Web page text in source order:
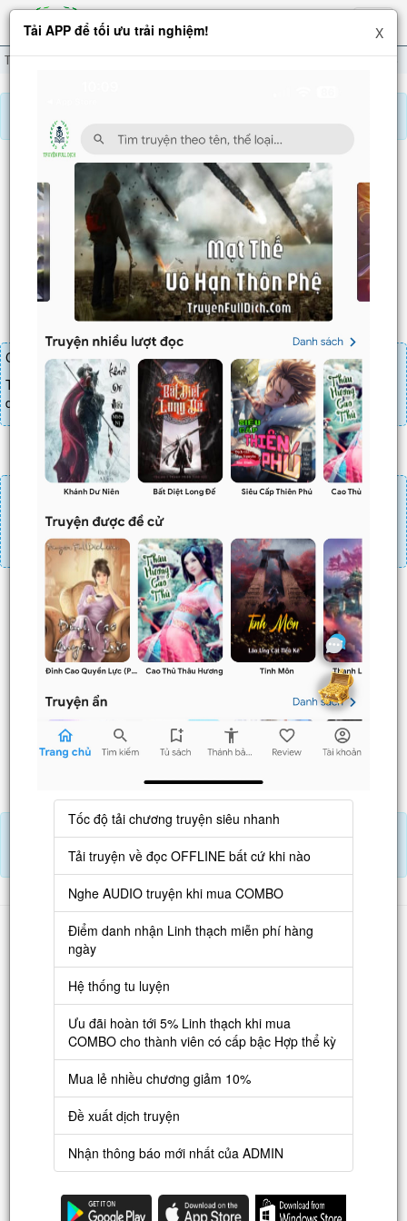
Hiện
menu
Thần Hào: Bắt Đầu Thi Đại Học, Đi Hướng Nhân Sinh Đỉnh Phong Chương 978
THẦN HÀO: BẮT ĐẦU THI ĐẠI HỌC, ĐI HƯỚNG
NHÂN SINH ĐỈNH PHONG
Chương 978: Không Cần Phải Tỏ Ra Quyền Uy Đến Thế
Chương truyện cần 30 LT để mua.
Truyện mua lẻ thì cứ Giá chương x Số chương, mua combo thì đến
danh sách combo tìm giá
Đăng nhập Nạp linh thạch
Mua 4 chương chỉ có tác dụng tiết kiệm thời gian.
Ví dụ bạn đang ở chương 100 và mua 4 chương thì
101,102,103sẽ không phải ấn mua.
Trước Sau
Tải APP đọc truyện OFFLINE và nghe AUDIO khi mua combo.
Điểm danh hàng ngày nhận Lịch Thạch
Danh sách
Truyện mới
Truyện Hot
Truyện Full
Thao tác
Đăng ký tài khoản
Tải APP để tối ưu trải nghiệm! X
Tốc độ tải chương truyện siêu nhanh
Tải truyện về đọc OFFLINE bất cứ khi nào
Nghe AUDIO truyện khi mua COMBO
Điểm danh nhận Linh thạch miễn phí hàng
ngày
Hệ thống tu luyện
Ưu đãi hoàn tới 5% Linh thạch khi mua
COMBO cho thành viên có cấp bậc Hợp thể kỳ
Mua lẻ nhiều chương giảm 10%
Đề xuất dịch truyện
Nhận thông báo mới nhất của ADMIN